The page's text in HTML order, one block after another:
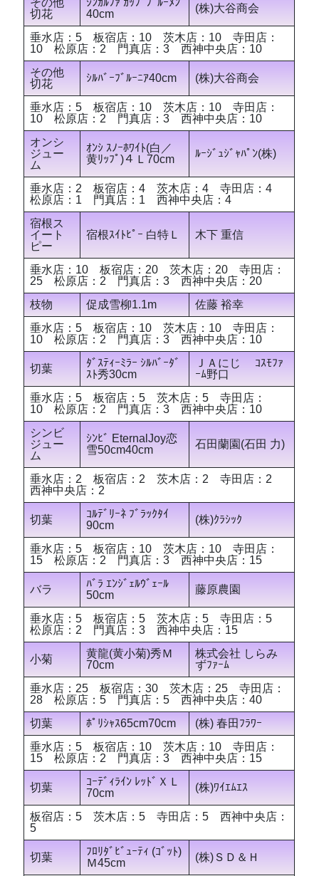
その他
切花
ｼﾝｶﾙﾌｧ ｶｯﾌﾟﾌﾞﾙｰﾒﾝ
40cm
(株)大谷商会
垂水店：5 板宿店：10 茨木店：10 寺田店：
10 松原店：2 門真店：3 西神中央店：10
その他
切花
ｼﾙﾊﾞｰﾌﾞﾙｰﾆｱ40cm (株)大谷商会
垂水店：5 板宿店：10 茨木店：10 寺田店：
10 松原店：2 門真店：3 西神中央店：10
オンシ
ジュー
ム
ｵﾝｼ ｽﾉｰﾎﾜｲﾄ(白／
黄ﾘｯﾌﾟ)４Ｌ70cm
ﾙｰｼﾞｭｼﾞｬﾊﾟﾝ(株)
垂水店：2 板宿店：4 茨木店：4 寺田店：4
松原店：1 門真店：1 西神中央店：4
宿根ス
イート
ピー
宿根ｽｲﾄﾋﾟｰ 白特Ｌ 木下 重信
垂水店：10 板宿店：20 茨木店：20 寺田店：
25 松原店：2 門真店：3 西神中央店：20
枝物
促成雪柳1.1m
佐藤 裕幸
垂水店：5 板宿店：10 茨木店：10 寺田店：
10 松原店：2 門真店：3 西神中央店：10
切葉
ﾀﾞｽﾃｨｰﾐﾗｰ ｼﾙﾊﾞｰﾀﾞ
ｽﾄ秀30cm
ＪＡにじ ｺｽﾓﾌｧ
ｰﾑ野口
垂水店：5 板宿店：5 茨木店：5 寺田店：
10 松原店：2 門真店：3 西神中央店：10
シンビ
ジュー
ム
ｼﾝﾋﾞ EternalJoy恋
雪50cm40cm
石田蘭園(石田 力)
垂水店：2 板宿店：2 茨木店：2 寺田店：2
西神中央店：2
切葉
ｺﾙﾃﾞﾘｰﾈ ﾌﾞﾗｯｸﾀｲ
90cm
(株)ｸﾗｼｯｸ
垂水店：5 板宿店：10 茨木店：10 寺田店：
15 松原店：2 門真店：3 西神中央店：15
バラ
ﾊﾞﾗ ｴﾝｼﾞｪﾙｳﾞｪｰﾙ
50cm
藤原農園
垂水店：5 板宿店：5 茨木店：5 寺田店：5
松原店：2 門真店：3 西神中央店：15
小菊
黄龍(黄小菊)秀Ｍ
70cm
株式会社 しらみ
ずﾌｧｰﾑ
垂水店：25 板宿店：30 茨木店：25 寺田店：
28 松原店：5 門真店：5 西神中央店：40
切葉
ﾎﾟﾘｼｬｽ65cm70cm
(株) 春田ﾌﾗﾜｰ
垂水店：5 板宿店：10 茨木店：10 寺田店：
15 松原店：2 門真店：3 西神中央店：15
切葉
ｺｰﾃﾞｨﾗｲﾝ ﾚｯﾄﾞＸＬ
70cm
(株)ﾜｲｴﾑｴｽ
板宿店：5 茨木店：5 寺田店：5 西神中央店：
5
切葉
ﾌﾛﾘﾀﾞﾋﾞｭｰﾃｨ (ｺﾞｯﾄ)
Ｍ45cm
(株)ＳＤ＆Ｈ